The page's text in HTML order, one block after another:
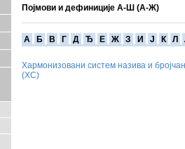
Појмови и дефиниције А-Ш (А-Ж)
A Б В Г Д Ђ Е Ж З И Ј К Л
Хармонизовани систем назива и
(ХС)